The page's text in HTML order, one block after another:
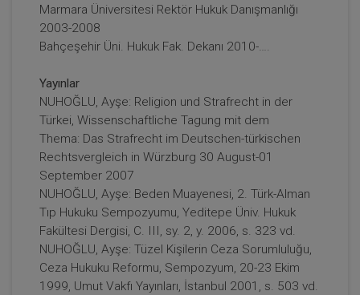
Marmara Üniversitesi Rektör Hukuk Danışmanlığı
2003-2008
Bahçeşehir Üni. Hukuk Fak. Dekanı 2010-….
Yayınlar
NUHOĞLU, Ayşe: Religion und Strafrecht in der
Türkei, Wissenschaftliche Tagung mit dem
Thema: Das Strafrecht im Deutschen-türkischen
Rechtsvergleich in Würzburg 30 August-01
September 2007
NUHOĞLU, Ayşe: Beden Muayenesi, 2. Türk-Alman
Tıp Hukuku Sempozyumu, Yeditepe Üniv. Hukuk
Fakültesi Dergisi, C. III, sy. 2, y. 2006, s. 323 vd.
NUHOĞLU, Ayşe: Tüzel Kişilerin Ceza Sorumluluğu,
Ceza Hukuku Reformu, Sempozyum, 20-23 Ekim
1999, Umut Vakfı Yayınları, İstanbul 2001, s. 503 vd.